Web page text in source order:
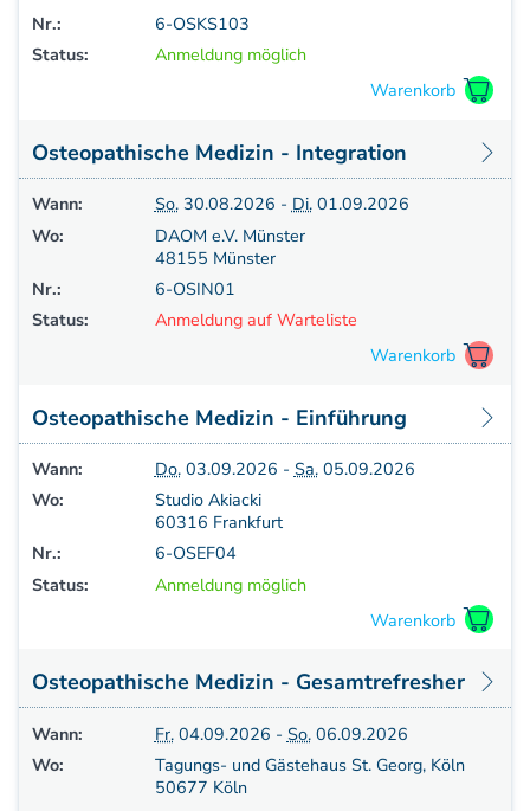
Still/FPR
spez. Osteop. Manipulations-techniken
Sportosteopathie I - Einführung
Postgraduate-Programm
Gesamtrefresher
Osteopathie-Sonderkurs
Kursreihe Cranio - Zertifikat (postgraduate)
Kursreihe Kinderosteopathie - Zertifikat
(postgraduate)
Weiterbildung - Manuelle Therapie
Prüfungsvorbereitung
Fortbildung & Zusatzkurse
Krankengymnatik am Gerät
Nr.:
6-OSKS103
Status:
Anmeldung möglich
Osteopathische Medizin - Integration
Wann: So.30.08.2026 -Di.01.09.2026
Wo:
DAOM e.V. Münster
48155 Münster
Nr.:
6-OSIN01
Status:
Anmeldung auf Warteliste
Osteopathische Medizin - Einführung
Wann: Do.03.09.2026 - Sa.05.09.2026
Wo:
Studio Akiacki
60316 Frankfurt
Nr.:
6-OSEF04
Status:
Anmeldung möglich
Osteopathische Medizin - Gesamtrefresher
Wann: Fr.04.09.2026 - So.06.09.2026
Wo:
Tagungs- und Gästehaus St. Georg, Köln
50677 Köln